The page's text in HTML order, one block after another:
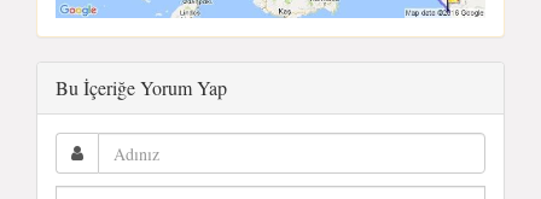
Bu İçeriğe Yorum Yap